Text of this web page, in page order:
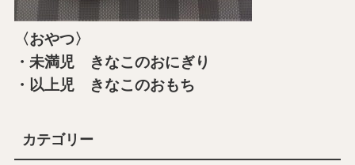
〈おやつ〉
・未満児 きなこのおにぎり
・以上児 きなこのおもち
カテゴリー